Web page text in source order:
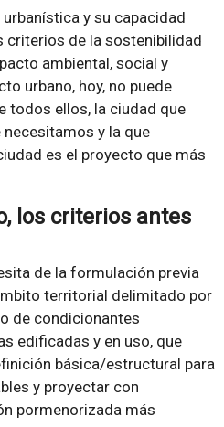
y su capacidad
criterios de la sostenibilidad
ambiental, social y
urbano, hoy, no puede
todos ellos, la ciudad que
y la que
es el proyecto que más
los criterios antes
de la formulación previa
territorial delimitado por
de condicionantes
edificadas y en uso, que
básica/estructural para
y proyectar con
pormenorizada más